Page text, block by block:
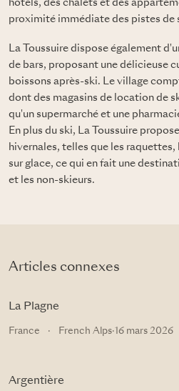
hôtels, des chalets et des
proximité immédiate des pistes de
La Toussuire dispose également
de bars, proposant une délicieuse
boissons après-ski. Le village
dont des magasins de location de
qu'un supermarché et une
En plus du ski, La Toussuire
hivernales, telles que les
sur glace, ce qui en fait une
et les non-skieurs.
Articles connexes
La Plagne
France · French Alps·16 mars 2026
Argentière